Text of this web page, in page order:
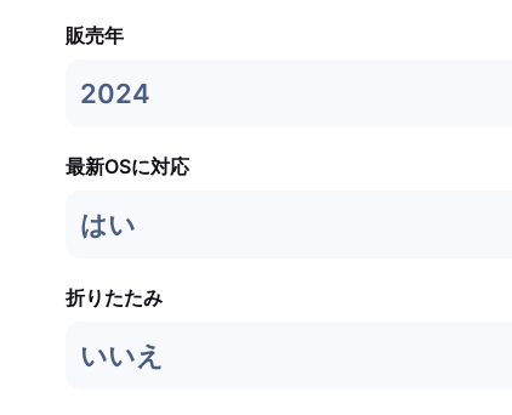
販売年
2024
最新OSに対応
はい
折りたたみ
いいえ